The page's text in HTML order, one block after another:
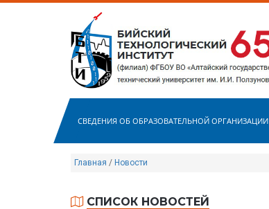
СВЕДЕНИЯ ОБ ОБРАЗОВАТЕЛЬНОЙ ОРГАНИЗАЦИИ
Главная / Новости
СПИСОК НОВОСТЕЙ